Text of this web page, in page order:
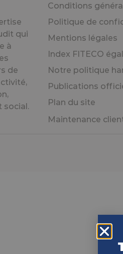
qui
à
de
social.
Conditions
Politique de
Mentions légales
Index FITECO
Notre politique
Publications
Plan du site
Maintenance